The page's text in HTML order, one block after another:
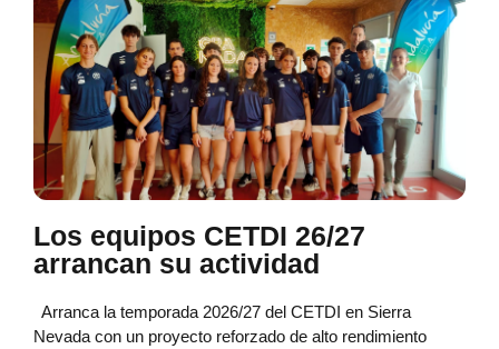
Los equipos CETDI 26/27
arrancan su actividad
Arranca la temporada 2026/27 del CETDI en Sierra
Nevada con un proyecto reforzado de alto rendimiento